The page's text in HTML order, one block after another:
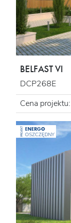
BELFAST VI
DCP268E
Cena projektu:
PROJEKT ENERGO
OSZCZĘDNY